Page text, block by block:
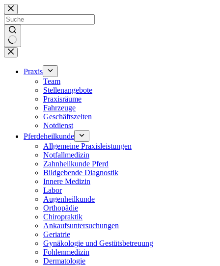
Zum
Inhalt
springen
Keine
Ergebnisse
Praxis
Team
Stellenangebote
Praxisräume
Fahrzeuge
Geschäftszeiten
Notdienst
Pferdeheilkunde
Allgemeine Praxisleistungen
Notfallmedizin
Zahnheilkunde Pferd
Bildgebende Diagnostik
Innere Medizin
Labor
Augenheilkunde
Orthopädie
Chiropraktik
Ankaufsuntersuchungen
Geriatrie
Gynäkologie und Gestütsbetreuung
Fohlenmedizin
Dermatologie